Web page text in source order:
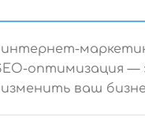
оптимизация
ваш